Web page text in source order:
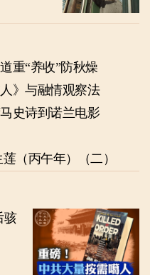
秋收 养生之道重“养收”防秋燥
》与融情观察法
史诗到诺兰电影
莲（丙午年）（二）
骇